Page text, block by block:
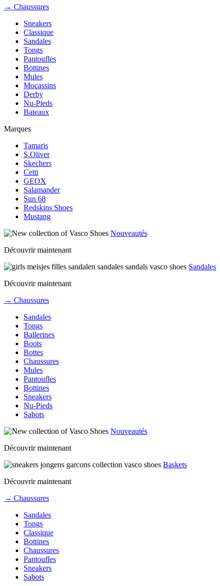
→ Chaussures
Sneakers
Classique
Sandales
Tongs
Pantoufles
Bottines
Mules
Mocassins
Derby
Nu-Pieds
Bateaux
Marques
Tamaris
S.Oliver
Skechers
Cetti
GEOX
Salamander
Sun 68
Redskins Shoes
Mustang
Nouveautés
Découvrir maintenant
Sandales
Découvrir maintenant
→ Chaussures
Sandales
Tongs
Ballerines
Boots
Bottes
Chaussures
Mules
Pantoufles
Bottines
Sneakers
Nu-Pieds
Sabots
Nouveautés
Découvrir maintenant
Baskets
Découvrir maintenant
→ Chaussures
Sandales
Tongs
Classique
Bottines
Chaussures
Pantoufles
Sneakers
Sabots